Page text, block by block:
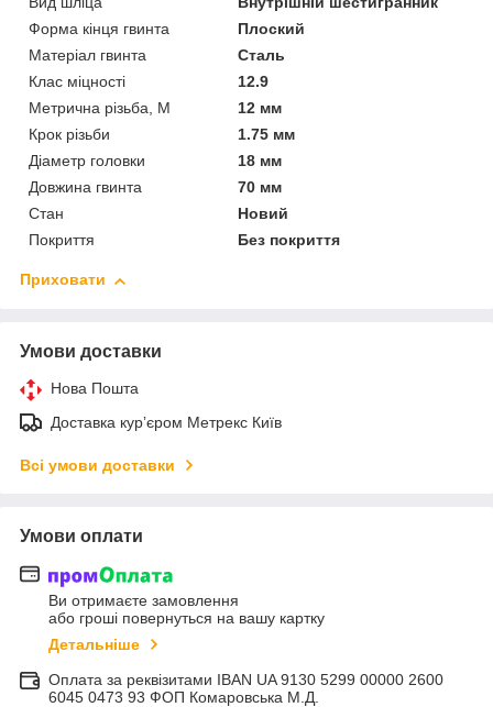
Форма кінця гвинта
Плоский
Матеріал гвинта
Сталь
Клас міцності
12.9
Метрична різьба, М
12 мм
Крок різьби
1.75 мм
Діаметр головки
18 мм
Довжина гвинта
70 мм
Стан
Новий
Покриття
Без покриття
Приховати
Умови доставки
Нова Пошта
Доставка курʼєром Метрекс Київ
Всі умови доставки
Умови оплати
Ви отримаєте замовлення
або гроші повернуться на вашу картку
Детальніше
Оплата за реквізитами IBAN UA 9130 5299 00000 2600
6045 0473 93 ФОП Комаровська М.Д.